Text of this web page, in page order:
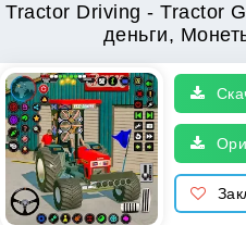
Tractor Driving - Tractor
деньги,